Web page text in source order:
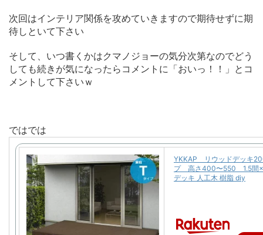
次回はインテリア関係を攻めていきますので期待せずに期
待しといて下さい
そして、いつ書くかはクマノジョーの気分次第なのでどう
しても続きが気になったらコメントに「おいっ！！」とコ
メントして下さいｗ
ではでは
YKKAP リウッドデッキ
プ 高さ400〜550 1.5間
デッキ 人工木 樹脂 diy